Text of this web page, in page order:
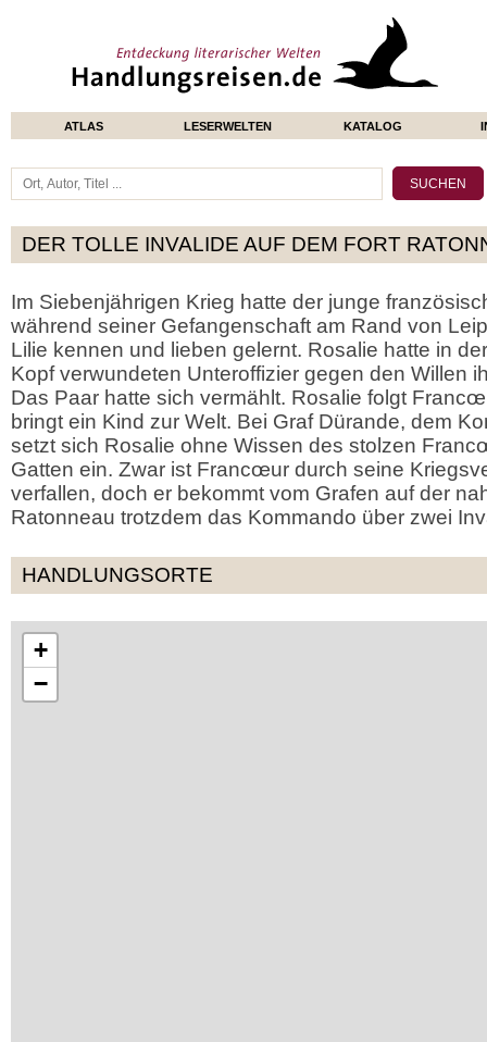
ATLAS LESERWELTEN KATALOG
DER TOLLE INVALIDE AUF DEM FORT
Im Siebenjährigen Krieg hatte der junge
während seiner Gefangenschaft am Rand von
Lilie kennen und lieben gelernt. Rosalie hatte in
Kopf verwundeten Unteroffizier gegen den Willen
Das Paar hatte sich vermählt. Rosalie folgt
bringt ein Kind zur Welt. Bei Graf Dürande, dem
setzt sich Rosalie ohne Wissen des stolzen
Gatten ein. Zwar ist Francœur durch seine
verfallen, doch er bekommt vom Grafen auf der
Ratonneau trotzdem das Kommando über zwei
HANDLUNGSORTE
+
−